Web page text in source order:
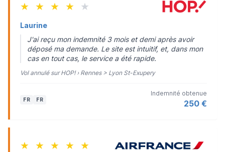
★ ★ ★ ★ ★
Laurine
J'ai reçu mon indemnité 3 mois et demi après avoir
déposé ma demande. Le site est intuitif, et, dans mon
cas en tout cas, le service a été rapide.
Vol annulé sur HOP! › Rennes > Lyon St-Exupery
FR FR
Indemnité obtenue
250 €
★ ★ ★ ★ ★